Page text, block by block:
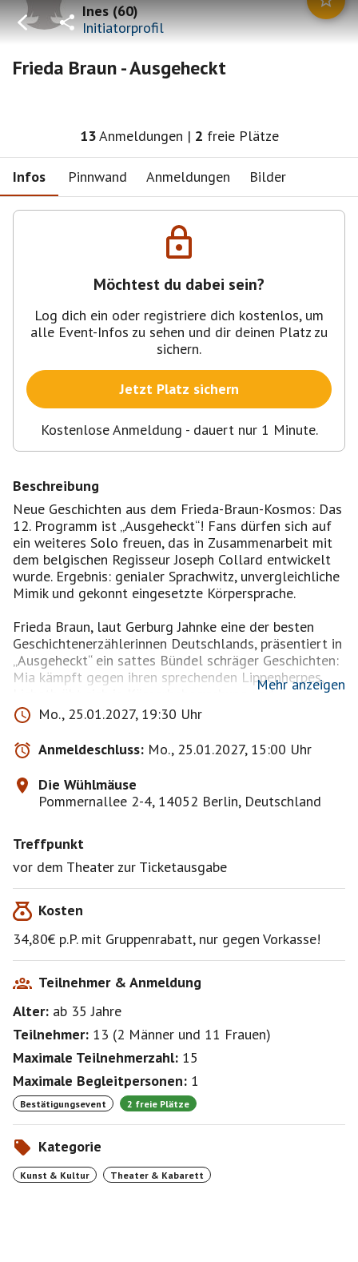
Ines(60)
Initiatorprofil
Frieda Braun - Ausgeheckt
13Anmeldungen | 2 freie Plätze
Infos Pinnwand Anmeldungen Bilder
Möchtest du dabei sein?
Log dich ein oder registriere dich kostenlos, um
alle Event-Infos zu sehen und dir deinen Platz zu
sichern.
Jetzt Platz sichern
Kostenlose Anmeldung - dauert nur 1 Minute.
Beschreibung
Neue Geschichten aus dem Frieda-Braun-Kosmos: Das
12. Programm ist „Ausgeheckt“! Fans dürfen sich auf
ein weiteres Solo freuen, das in Zusammenarbeit mit
dem belgischen Regisseur Joseph Collard entwickelt
wurde. Ergebnis: genialer Sprachwitz, unvergleichliche
Mimik und gekonnt eingesetzte Körpersprache.
Frieda Braun, laut Gerburg Jahnke eine der besten
Geschichtenerzählerinnen Deutschlands, präsentiert in
„Ausgeheckt“ ein sattes Bündel schräger Geschichten:
Mia kämpft gegen ihren sprechenden Lippenherpes,
Lisbeth übt sich in Körperbeherrschung und
Technikfreak Heinz erklärt, was innovativen
Regenjacken, Graf Dracula und Topfgeranien
gemeinsam haben.
Ich kaufe die Karten für uns zusammenhängend ,
damit niemand allein sitzen muss.
Nach erfolgter Bestätigung schicke ich eine
Zahlungsaufforderung.
ausgeschlossen !
Ersatzperson zu finden.
Bitte melde dich vom Event ab !
Dann können auch andere Mitglieder den freien Platz
Geld zahle ich nach Einzahlung von der Ersatzperson
an dich aus.
Mehr anzeigen
Mo., 25.01.2027, 19:30 Uhr
Anmeldeschluss: Mo., 25.01.2027, 15:00 Uhr
Die Wühlmäuse
Pommernallee 2-4, 14052 Berlin, Deutschland
Treffpunkt
vor dem Theater zur Ticketausgabe
Kosten
34,80€ p.P. mit Gruppenrabatt, nur gegen Vorkasse!
Teilnehmer & Anmeldung
Alter: ab 35Jahre
Teilnehmer: 13 (2 Männer und 11 Frauen)
Maximale Teilnehmerzahl: 15
Maximale Begleitpersonen: 1
Bestätigungsevent 2 freie Plätze
Kategorie
Kunst & Kultur Theater & Kabarett